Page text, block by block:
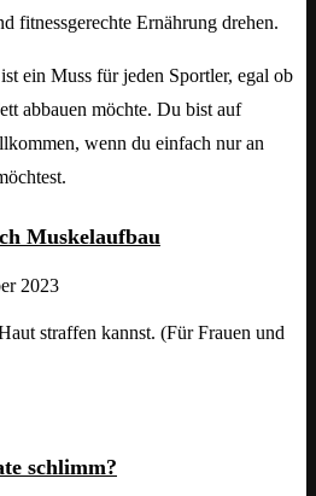
fitnessgerechte Ernährung drehen.
ein Muss für jeden Sportler, egal ob
abbauen möchte. Du bist auf
wenn du einfach nur an
Muskelaufbau
2023
straffen kannst. (Für Frauen und
schlimm?